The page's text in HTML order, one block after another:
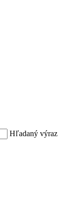
Hľadaný výraz